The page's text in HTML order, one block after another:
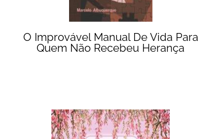
O Improvável Manual De Vida Para
Quem Não Recebeu Herança